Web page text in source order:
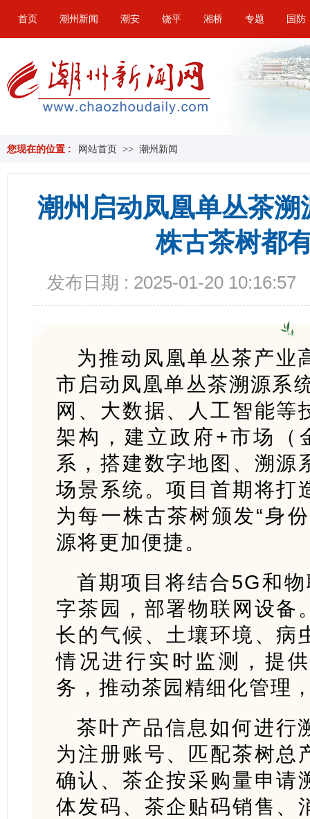
首页 潮州新闻 潮安 饶平 湘桥 专题 国防
您现在的位置 : 网站首页 >> 潮州新闻
潮州启动凤凰单丛茶
株古茶树都
发布日期 : 2025-01-20 10:16:57
为推动凤凰单丛茶产业
市启动凤凰单丛茶溯源系
网、大数据、人工智能等
架构，建立政府+市场（
系，搭建数字地图、溯源
场景系统。项目首期将打
为每一株古茶树颁发“身
源将更加便捷。
首期项目将结合5G和
字茶园，部署物联网设备
长的气候、土壤环境、病
情况进行实时监测，提
务，推动茶园精细化管理
茶叶产品信息如何进行
为注册账号、匹配茶树总
确认、茶企按采购量申请
体发码、茶企贴码销售、